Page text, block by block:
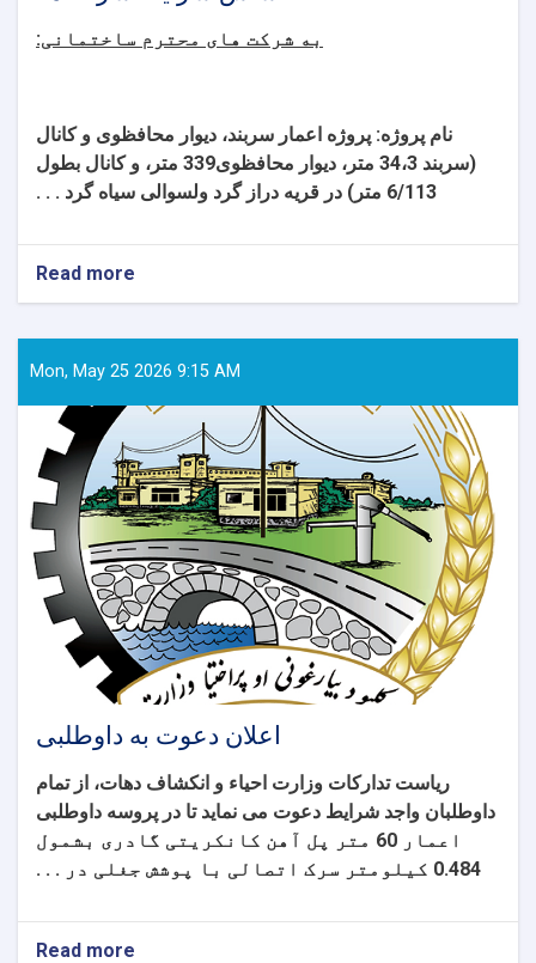
به شرکت های محترم ساختمانی:
نام پروژه: پروژه اعمار سربند، دیوار محافظوی و کانال
(سربند 34،3 متر، دیوار محافظوی339 متر، و کانال بطول
6/113 متر) در قریه دراز گرد ولسوالی سیاه گرد . . .
Read more
(1)
اصلاح
تجربه
مشابه
به
اساس
شرایط
شرطنامه
Mon, May 25 2026 9:15 AM
اعلان دعوت به داوطلبی
ریاست تدارکات وزارت احیاء و انکشاف دهات، از تمام
داوطلبان واجد شرایط دعوت می نماید تا در پروسه داوطلبی
اعمار 60 متر پل آهن کانکریتی گادری بشمول
0.484 کیلومتر سرک اتصالی با پوشش جغلی در . . .
Read more